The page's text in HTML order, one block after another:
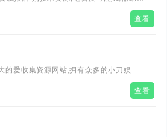
搜一下!轻松找资源!
查看
的爱收集资源网站,拥有众多的小刀娱乐
可以下载到各种日常所需要的安卓软件,
活动线报、系统工具、手机软件；本站还
查看